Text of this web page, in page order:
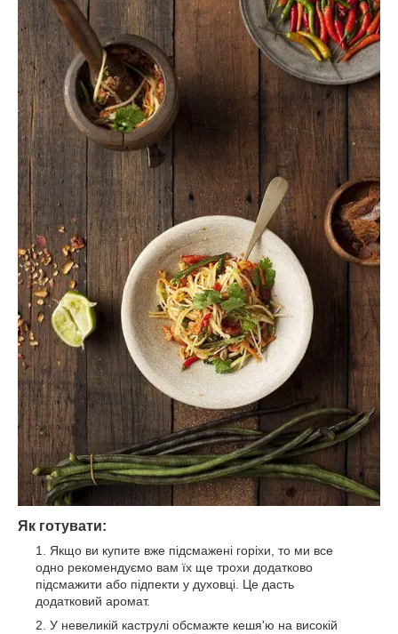
Як готувати:
Якщо ви купите вже підсмажені горіхи, то ми все
одно рекомендуємо вам їх ще трохи додатково
підсмажити або підпекти у духовці. Це дасть
додатковий аромат.
У невеликій каструлі обсмажте кешя'ю на високій